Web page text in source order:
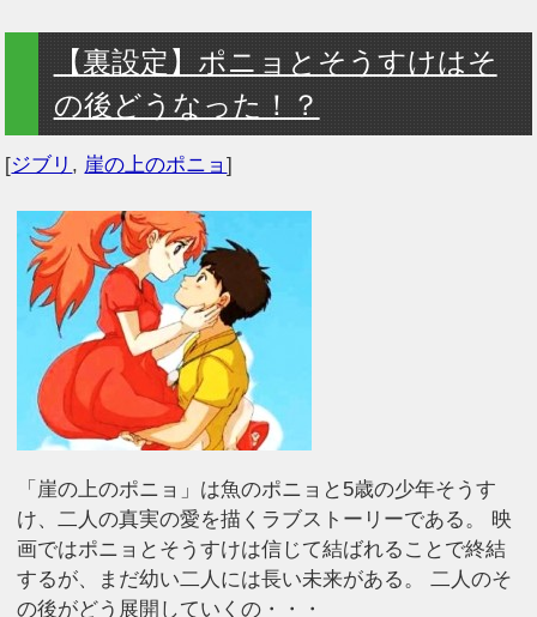
【裏設定】ポニョとそうすけはそ
の後どうなった！？
[ジブリ , 崖の上のポニョ]
「崖の上のポニョ」は魚のポニョと5歳の少年そうす
け、二人の真実の愛を描くラブストーリーである。 映
画ではポニョとそうすけは信じて結ばれることで終結
するが、まだ幼い二人には長い未来がある。 二人のそ
の後がどう展開していくの・・・